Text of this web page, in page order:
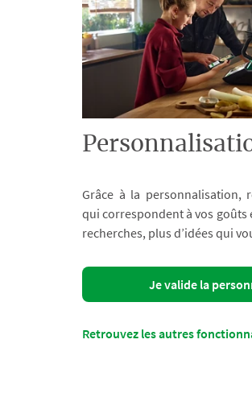
Grâce à la personnalisation,
qui correspondent à vos goûts
recherches, plus d’idées qui
Je valide la
Retrouvez les autres